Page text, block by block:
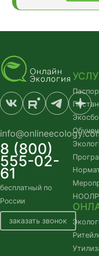
8 (800)
555-02-
61
бесплатный по
России
заказать звонок
НООЛР